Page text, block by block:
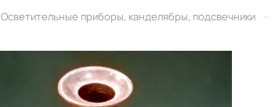
Осветительные приборы, канделябры, подсвечники